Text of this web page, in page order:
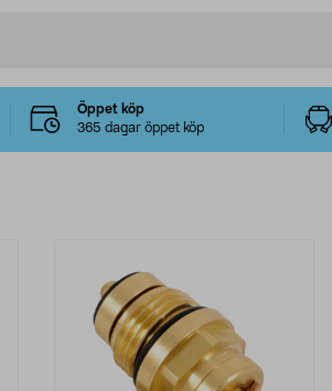
Öppet köp
365 dagar öppet köp